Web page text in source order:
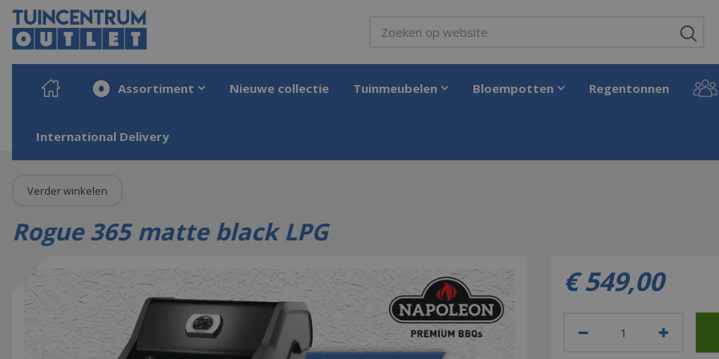
Ga
naar
content
Home Producten Barbecueën
Assortiment Nieuwe collectie Tuinmeubelen Bloempotten Regentonnen
International Delivery
Verder winkelen
Rogue 365 matte black LPG
€ 549,00